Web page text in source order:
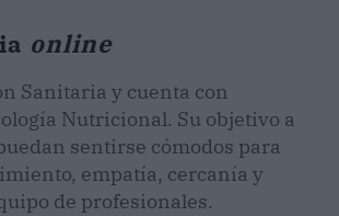
online
Sanitaria y cuenta con
Nutricional. Su objetivo a
sentirse cómodos para
empatía, cercanía y
de profesionales.